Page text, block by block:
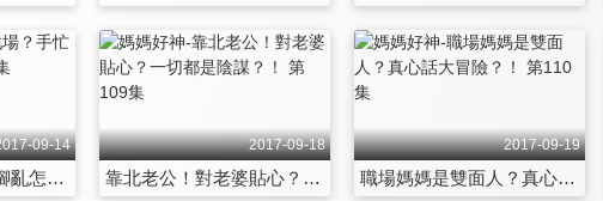
09-14
廚房像戰場？手忙腳亂怎麼辦？ 第108集
2017-09-18
靠北老公！對老婆貼心？一切都是陰謀？！ 第109集
2017-09-19
職場媽媽是雙面人？真心話大冒險？！ 第110集